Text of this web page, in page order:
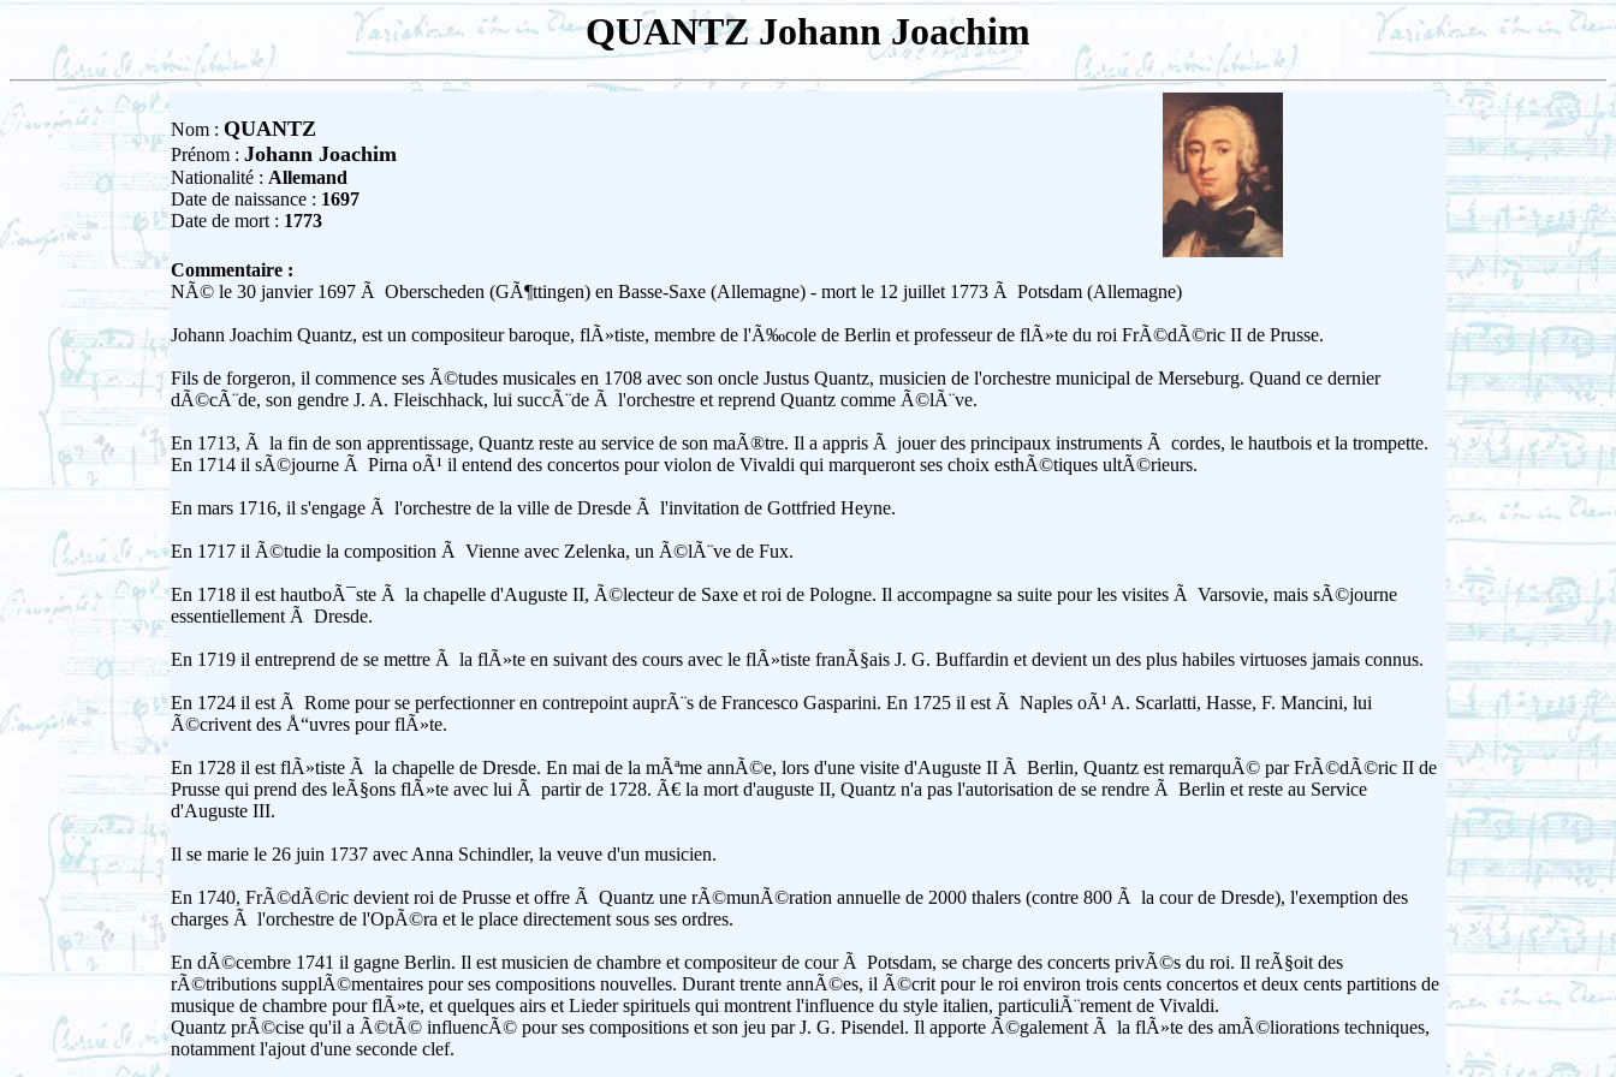
QUANTZ Johann Joachim
Nom : QUANTZ
Prénom : Johann Joachim
Nationalité : Allemand
Date de naissance : 1697
Date de mort : 1773
Commentaire :
NÃ© le 30 janvier 1697 Ã Oberscheden (GÃ¶ttingen) en Basse-Saxe (Allemagne) - mort le 12 juillet 1773 Ã Potsdam (Allemagne)
Johann Joachim Quantz, est un compositeur baroque, flÃ»tiste, membre de l'Ã‰cole de Berlin et professeur de flÃ»te du roi FrÃ©dÃ©ric II de Prusse.
Fils de forgeron, il commence ses Ã©tudes musicales en 1708 avec son oncle Justus Quantz, musicien de l'orchestre municipal de Merseburg. Quand ce dernier
dÃ©cÃ¨de, son gendre J. A. Fleischhack, lui succÃ¨de Ã l'orchestre et reprend Quantz comme Ã©lÃ¨ve.
En 1713, Ã la fin de son apprentissage, Quantz reste au service de son maÃ®tre. Il a appris Ã jouer des principaux instruments Ã cordes, le hautbois et la trompette.
En 1714 il sÃ©journe Ã Pirna oÃ¹ il entend des concertos pour violon de Vivaldi qui marqueront ses choix esthÃ©tiques ultÃ©rieurs.
En mars 1716, il s'engage Ã l'orchestre de la ville de Dresde Ã l'invitation de Gottfried Heyne.
En 1717 il Ã©tudie la composition Ã Vienne avec Zelenka, un Ã©lÃ¨ve de Fux.
En 1718 il est hautboÃ¯ste Ã la chapelle d'Auguste II, Ã©lecteur de Saxe et roi de Pologne. Il accompagne sa suite pour les visites Ã Varsovie, mais sÃ©journe
essentiellement Ã Dresde.
En 1719 il entreprend de se mettre Ã la flÃ»te en suivant des cours avec le flÃ»tiste franÃ§ais J. G. Buffardin et devient un des plus habiles virtuoses jamais connus.
En 1724 il est Ã Rome pour se perfectionner en contrepoint auprÃ¨s de Francesco Gasparini. En 1725 il est Ã Naples oÃ¹ A. Scarlatti, Hasse, F. Mancini, lui
Ã©crivent des Å“uvres pour flÃ»te.
En 1728 il est flÃ»tiste Ã la chapelle de Dresde. En mai de la mÃªme annÃ©e, lors d'une visite d'Auguste II Ã Berlin, Quantz est remarquÃ© par FrÃ©dÃ©ric II de
Prusse qui prend des leÃ§ons flÃ»te avec lui Ã partir de 1728. Ã€ la mort d'auguste II, Quantz n'a pas l'autorisation de se rendre Ã Berlin et reste au Service
d'Auguste III.
Il se marie le 26 juin 1737 avec Anna Schindler, la veuve d'un musicien.
En 1740, FrÃ©dÃ©ric devient roi de Prusse et offre Ã Quantz une rÃ©munÃ©ration annuelle de 2000 thalers (contre 800 Ã la cour de Dresde), l'exemption des
charges Ã l'orchestre de l'OpÃ©ra et le place directement sous ses ordres.
En dÃ©cembre 1741 il gagne Berlin. Il est musicien de chambre et compositeur de cour Ã Potsdam, se charge des concerts privÃ©s du roi. Il reÃ§oit des
rÃ©tributions supplÃ©mentaires pour ses compositions nouvelles. Durant trente annÃ©es, il Ã©crit pour le roi environ trois cents concertos et deux cents partitions de
musique de chambre pour flÃ»te, et quelques airs et Lieder spirituels qui montrent l'influence du style italien, particuliÃ¨rement de Vivaldi.
Quantz prÃ©cise qu'il a Ã©tÃ© influencÃ© pour ses compositions et son jeu par J. G. Pisendel. Il apporte Ã©galement Ã la flÃ»te des amÃ©liorations techniques,
notamment l'ajout d'une seconde clef.